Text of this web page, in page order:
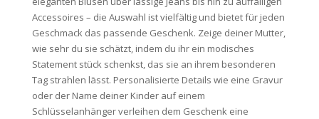
Accessoires – die Auswahl ist vielfältig und bietet für jeden
Geschmack das passende Geschenk. Zeige deiner Mutter,
wie sehr du sie schätzt, indem du ihr ein modisches
Statement stück schenkst, das sie an ihrem besonderen
Tag strahlen lässt. Personalisierte Details wie eine Gravur
oder der Name deiner Kinder auf einem
Schlüsselanhänger verleihen dem Geschenk eine